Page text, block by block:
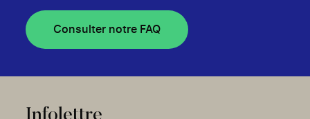
Consulter notre FAQ